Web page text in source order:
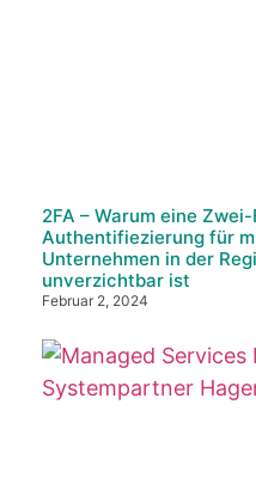
2FA – Warum eine
Authentifiezierung für
Unternehmen in der
unverzichtbar ist
Februar 2, 2024